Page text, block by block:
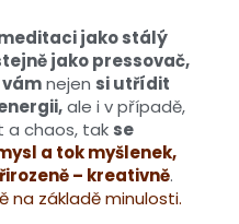
jako stálý
jako pressovač,
vámnejen si utřídit
ale i v případě,
a chaos, tak se
a tok myšlenek,
– kreativně.
na základě minulosti.